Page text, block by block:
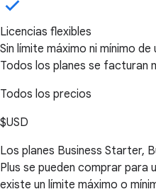
Licencias flexibles
Sin límite máximo ni mínimo de
Todos los planes se facturan
Todos los precios
$USD
Los planes Business Starter,
Plus se pueden comprar para
existe un límite máximo o